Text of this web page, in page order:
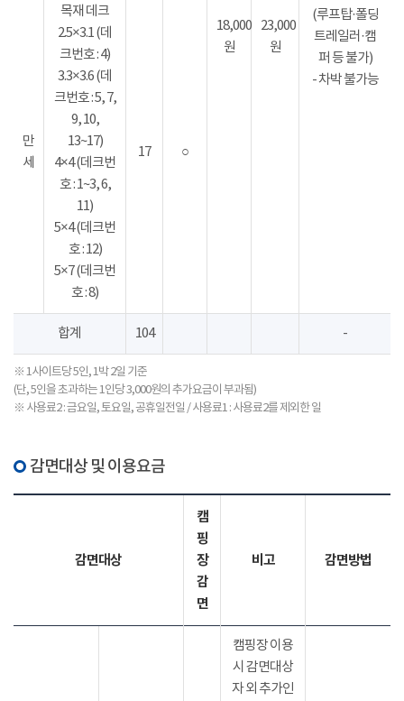
18,000
원
23,000
원
(루프탑·폴딩
트레일러·캠
퍼 등 불가)
- 차박 불가능
만
세
목재 데크
2.5×3.1 (데
크번호 : 4)
3.3×3.6 (데
크번호 : 5, 7,
9, 10,
13~17)
4×4 (데크번
호 : 1~3, 6,
11)
5×4 (데크번
호 : 12)
5×7 (데크번
호 : 8)
17 ○
합계 104 -
※ 1사이트당 5인, 1박 2일 기준
(단, 5인을 초과하는 1인당 3,000원의 추가요금이 부과됨)
※ 사용료2 : 금요일, 토요일, 공휴일전일 / 사용료1 : 사용료2를 제외한 일
감면대상 및 이용요금
감면대상
캠
핑
장
감
면
비고 감면방법
캠핑장 이용
시 감면대상
자 외 추가인